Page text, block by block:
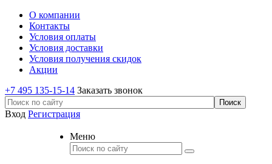
О компании
Контакты
Условия оплаты
Условия доставки
Условия получения скидок
Акции
+7 495 135-15-14 Заказать звонок
Вход Регистрация
Меню